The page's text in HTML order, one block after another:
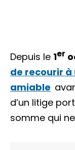
Depuis le 1er
de recourir à
amiable
d’un litige
somme qui